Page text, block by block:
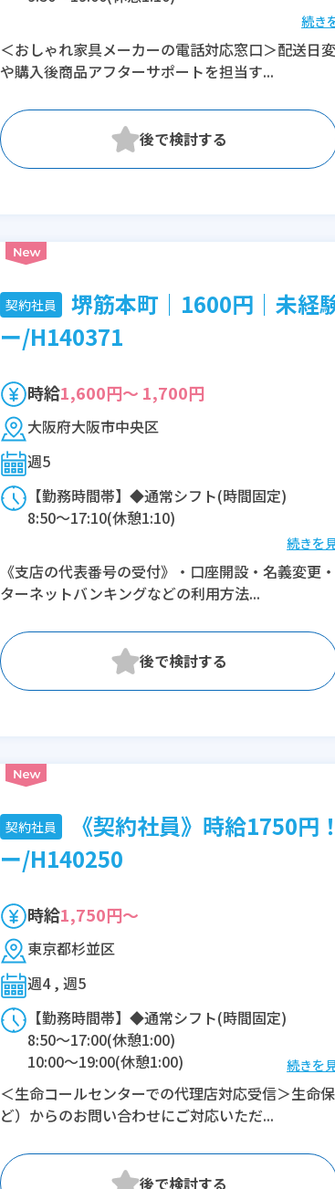
※残業：0〜5時間程度/月
続き
＜おしゃれ家具メーカーの電話対応窓口＞配送日
や購入後商品アフターサポートを担当す...
契約社員
堺筋本町｜1600円｜未経
ー/H140371
時給1,600円～ 1,700円
大阪府大阪市中央区
週5
【勤務時間帯】◆通常シフト(時間固定)
8:50〜17:10(休憩1:10)
※残業：1〜5時間程度/月
続きを
《支店の代表番号の受付》・口座開設・名義変
ターネットバンキングなどの利用方法...
契約社員
《契約社員》時給1750円
ー/H140250
時給1,750円～
東京都杉並区
週4 , 週5
【勤務時間帯】◆通常シフト(時間固定)
8:50〜17:00(休憩1:00)
10:00〜19:00(休憩1:00)
10:00〜18:00(休憩1:00)
11:00〜20:00(休憩1:00)
※残業：5時間程度/月
続きを
＜生命コールセンターでの代理店対応受信＞生命
ど）からのお問い合わせにご対応いただ...